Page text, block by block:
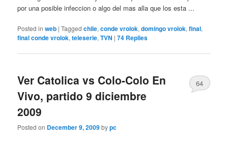
por una posible infeccion o algo del mas alla que los esta ...
Posted in web |Tagged chile,conde vrolok,domingo vrolok,final,
final conde vrolok,teleserie,TVN |74 Replies
Ver Catolica vs Colo-Colo En
Vivo, partido 9 diciembre
2009
Posted on December 9, 2009bypc
64